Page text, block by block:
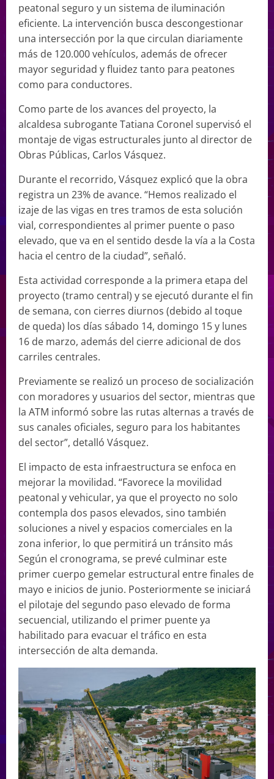
peatonal seguro y un sistema de iluminación
eficiente. La intervención busca descongestionar
una intersección por la que circulan diariamente
más de 120.000 vehículos, además de ofrecer
mayor seguridad y fluidez tanto para peatones
como para conductores.
Como parte de los avances del proyecto, la
alcaldesa subrogante Tatiana Coronel supervisó el
montaje de vigas estructurales junto al director de
Obras Públicas, Carlos Vásquez.
Durante el recorrido, Vásquez explicó que la obra
registra un 23% de avance. “Hemos realizado el
izaje de las vigas en tres tramos de esta solución
vial, correspondientes al primer puente o paso
elevado, que va en el sentido desde la vía a la Costa
hacia el centro de la ciudad”, señaló.
Esta actividad corresponde a la primera etapa del
proyecto (tramo central) y se ejecutó durante el fin
de semana, con cierres diurnos (debido al toque
de queda) los días sábado 14, domingo 15 y lunes
16 de marzo, además del cierre adicional de dos
carriles centrales.
Previamente se realizó un proceso de socialización
con moradores y usuarios del sector, mientras que
la ATM informó sobre las rutas alternas a través de
sus canales oficiales, seguro para los habitantes
del sector”, detalló Vásquez.
El impacto de esta infraestructura se enfoca en
mejorar la movilidad. “Favorece la movilidad
peatonal y vehicular, ya que el proyecto no solo
contempla dos pasos elevados, sino también
soluciones a nivel y espacios comerciales en la
zona inferior, lo que permitirá un tránsito más
Según el cronograma, se prevé culminar este
primer cuerpo gemelar estructural entre finales de
mayo e inicios de junio. Posteriormente se iniciará
el pilotaje del segundo paso elevado de forma
secuencial, utilizando el primer puente ya
habilitado para evacuar el tráfico en esta
intersección de alta demanda.